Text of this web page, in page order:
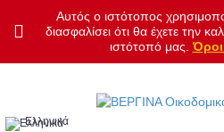
Αυτός ο ιστότοπος
διασφαλίσει ότι θα έχετε την
ιστότοπό μας.
Ελληνικά